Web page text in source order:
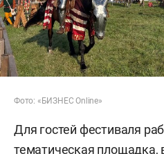
Фото: «БИЗНЕС Online»
Для гостей фестиваля
тематическая площадка,